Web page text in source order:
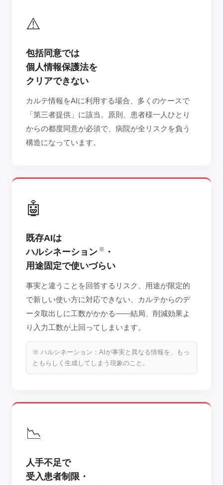
⚠️
包括同意では
個人情報保護法を
クリアできない
カルテ情報をAIに利用する場合、多くのケースで
「第三者提供」に該当。原則、患者様一人ひとり
からの都度同意が必須で、病院が全リスクを負う
構造になっています。
🤖
既存AIは
ハルシネーション ※
・
用途固定で使いづらい
事実と違うことを回答するリスク、用途が限定的
で新しい使い方に対応できない、カルテからのデ
ータ取出しに工数がかかる——結局、削減効果よ
り入力工数が上回ってしまいます。
※ ハルシネーション：AIが事実と異なる情報を、もっ
ともらしく生成してしまう現象のこと。
📉
人手不足で
受入患者制限・